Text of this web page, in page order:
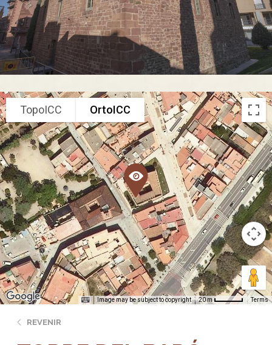
TopoICC OrtoICC
Image may be subject to copyright 20 m Terms
REVENIR